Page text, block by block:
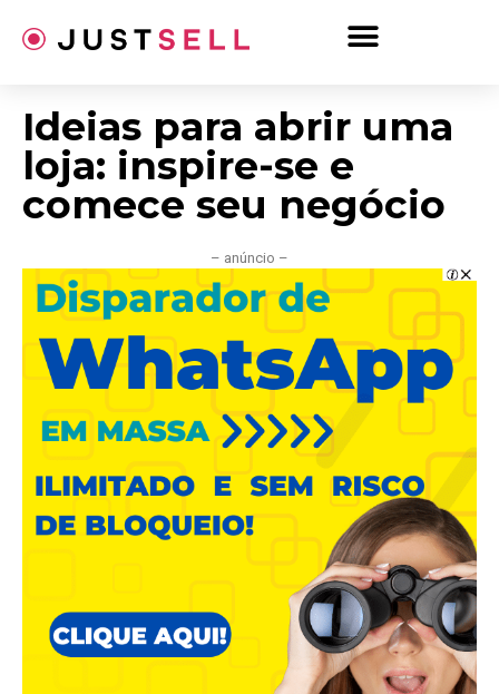
para
Ideias para abrir uma
loja: inspire-se e
comece seu negócio
– anúncio –